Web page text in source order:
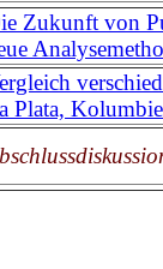
Zukunft von
Plata,